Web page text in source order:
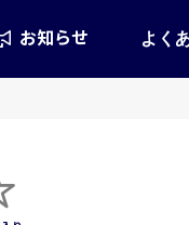
お知らせ よく